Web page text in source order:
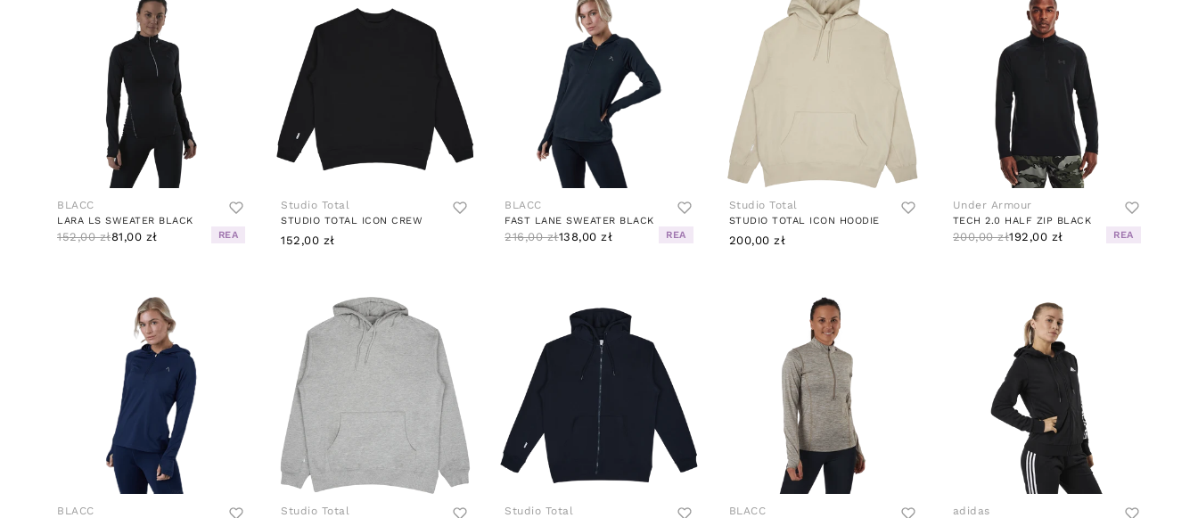
BLACC
LARA LS SWEATER BLACK
152,00 zł81,00 zł REA
Studio Total
STUDIO TOTAL ICON CREW
152,00 zł
BLACC
FAST LANE SWEATER BLACK
216,00 zł138,00 zł REA
Studio Total
STUDIO TOTAL ICON HOODIE
200,00 zł
Under Armour
TECH 2.0 HALF ZIP BLACK
200,00 zł192,00 zł REA
BLACC Studio Total Studio Total BLACC adidas